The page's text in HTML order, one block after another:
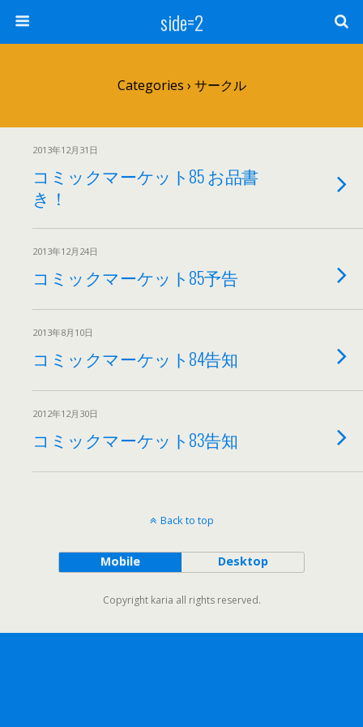
side=2
Categories › サークル
2013年12月31日
コミックマーケット85 お品書
き！
2013年12月24日
コミックマーケット85予告
2013年8月10日
コミックマーケット84告知
2012年12月30日
コミックマーケット83告知
Back to top
Mobile Desktop
Copyright karia all rights reserved.